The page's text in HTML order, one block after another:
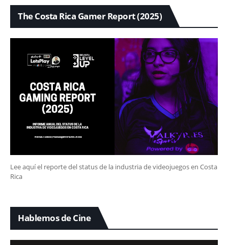
The Costa Rica Gamer Report (2025)
Lee aquí el reporte del status de la industria de videojuegos en Costa
Rica
Hablemos de Cine